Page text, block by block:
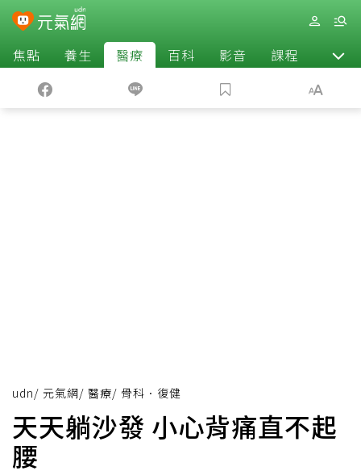
焦點 養生 醫療 百科 影音 課程 退休
udn/ 元氣網/ 醫療/ 骨科．復健
天天躺沙發 小心背痛直不起
腰